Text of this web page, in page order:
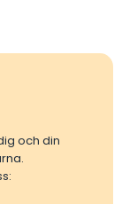
och din